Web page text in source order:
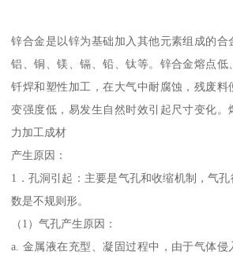
锌合金是以锌为基础加入其他元素组成的合
铝、铜、镁、镉、铅、钛等。锌合金熔点低
钎焊和塑性加工，在大气中耐腐蚀，残废料
变强度低，易发生自然时效引起尺寸变化。
力加工成材
产生原因：
1．孔洞引起：主要是气孔和收缩机制，气
数是不规则形。
（1）气孔产生原因：
a. 金属液在充型、凝固过程中，由于气体侵